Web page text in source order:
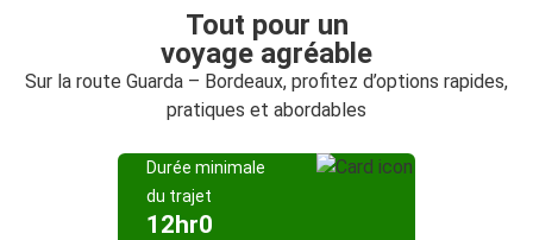
Tout pour un
voyage agréable
Sur la route Guarda – Bordeaux, profitez d’options rapides,
pratiques et abordables
Durée minimale
du trajet
12hr0